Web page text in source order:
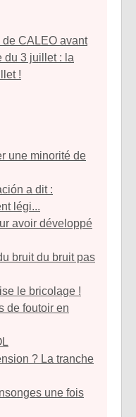
du 3 juillet : la
!
légi...
le bricolage !